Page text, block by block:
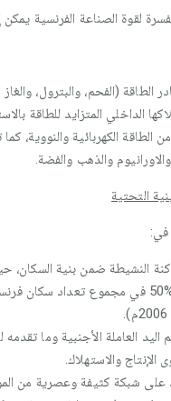
لقوة الصناعة الفرنسية يمكن
الطاقة (الفحم، والبترول،
الداخلي المتزايد للطاقة
الطاقة الكهربائية والنووية،
والذهب والفضة.
التحتية
في:
النشيطة ضمن بنية السكان،
العاملة الأجنبية وما تقدمه
والاستهلاك.
على شبكة كثيفة وعصرية من